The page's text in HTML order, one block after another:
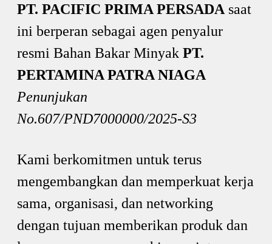
PT. PACIFIC PRIMA PERSADA saat
ini berperan sebagai agen penyalur
resmi Bahan Bakar Minyak PT.
PERTAMINA PATRA NIAGA
Penunjukan
No.607/PND7000000/2025-S3
Kami berkomitmen untuk terus
mengembangkan dan memperkuat kerja
sama, organisasi, dan networking
dengan tujuan memberikan produk dan